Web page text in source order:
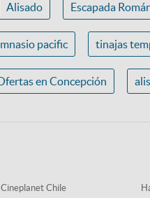
Alisado Escapada
pacific tinajas
en Concepción
Cineplanet Chile